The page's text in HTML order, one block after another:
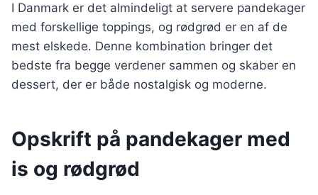
I Danmark er det almindeligt at servere pandekager
med forskellige toppings, og rødgrød er en af de
mest elskede. Denne kombination bringer det
bedste fra begge verdener sammen og skaber en
dessert, der er både nostalgisk og moderne.
Opskrift på pandekager med
is og rødgrød